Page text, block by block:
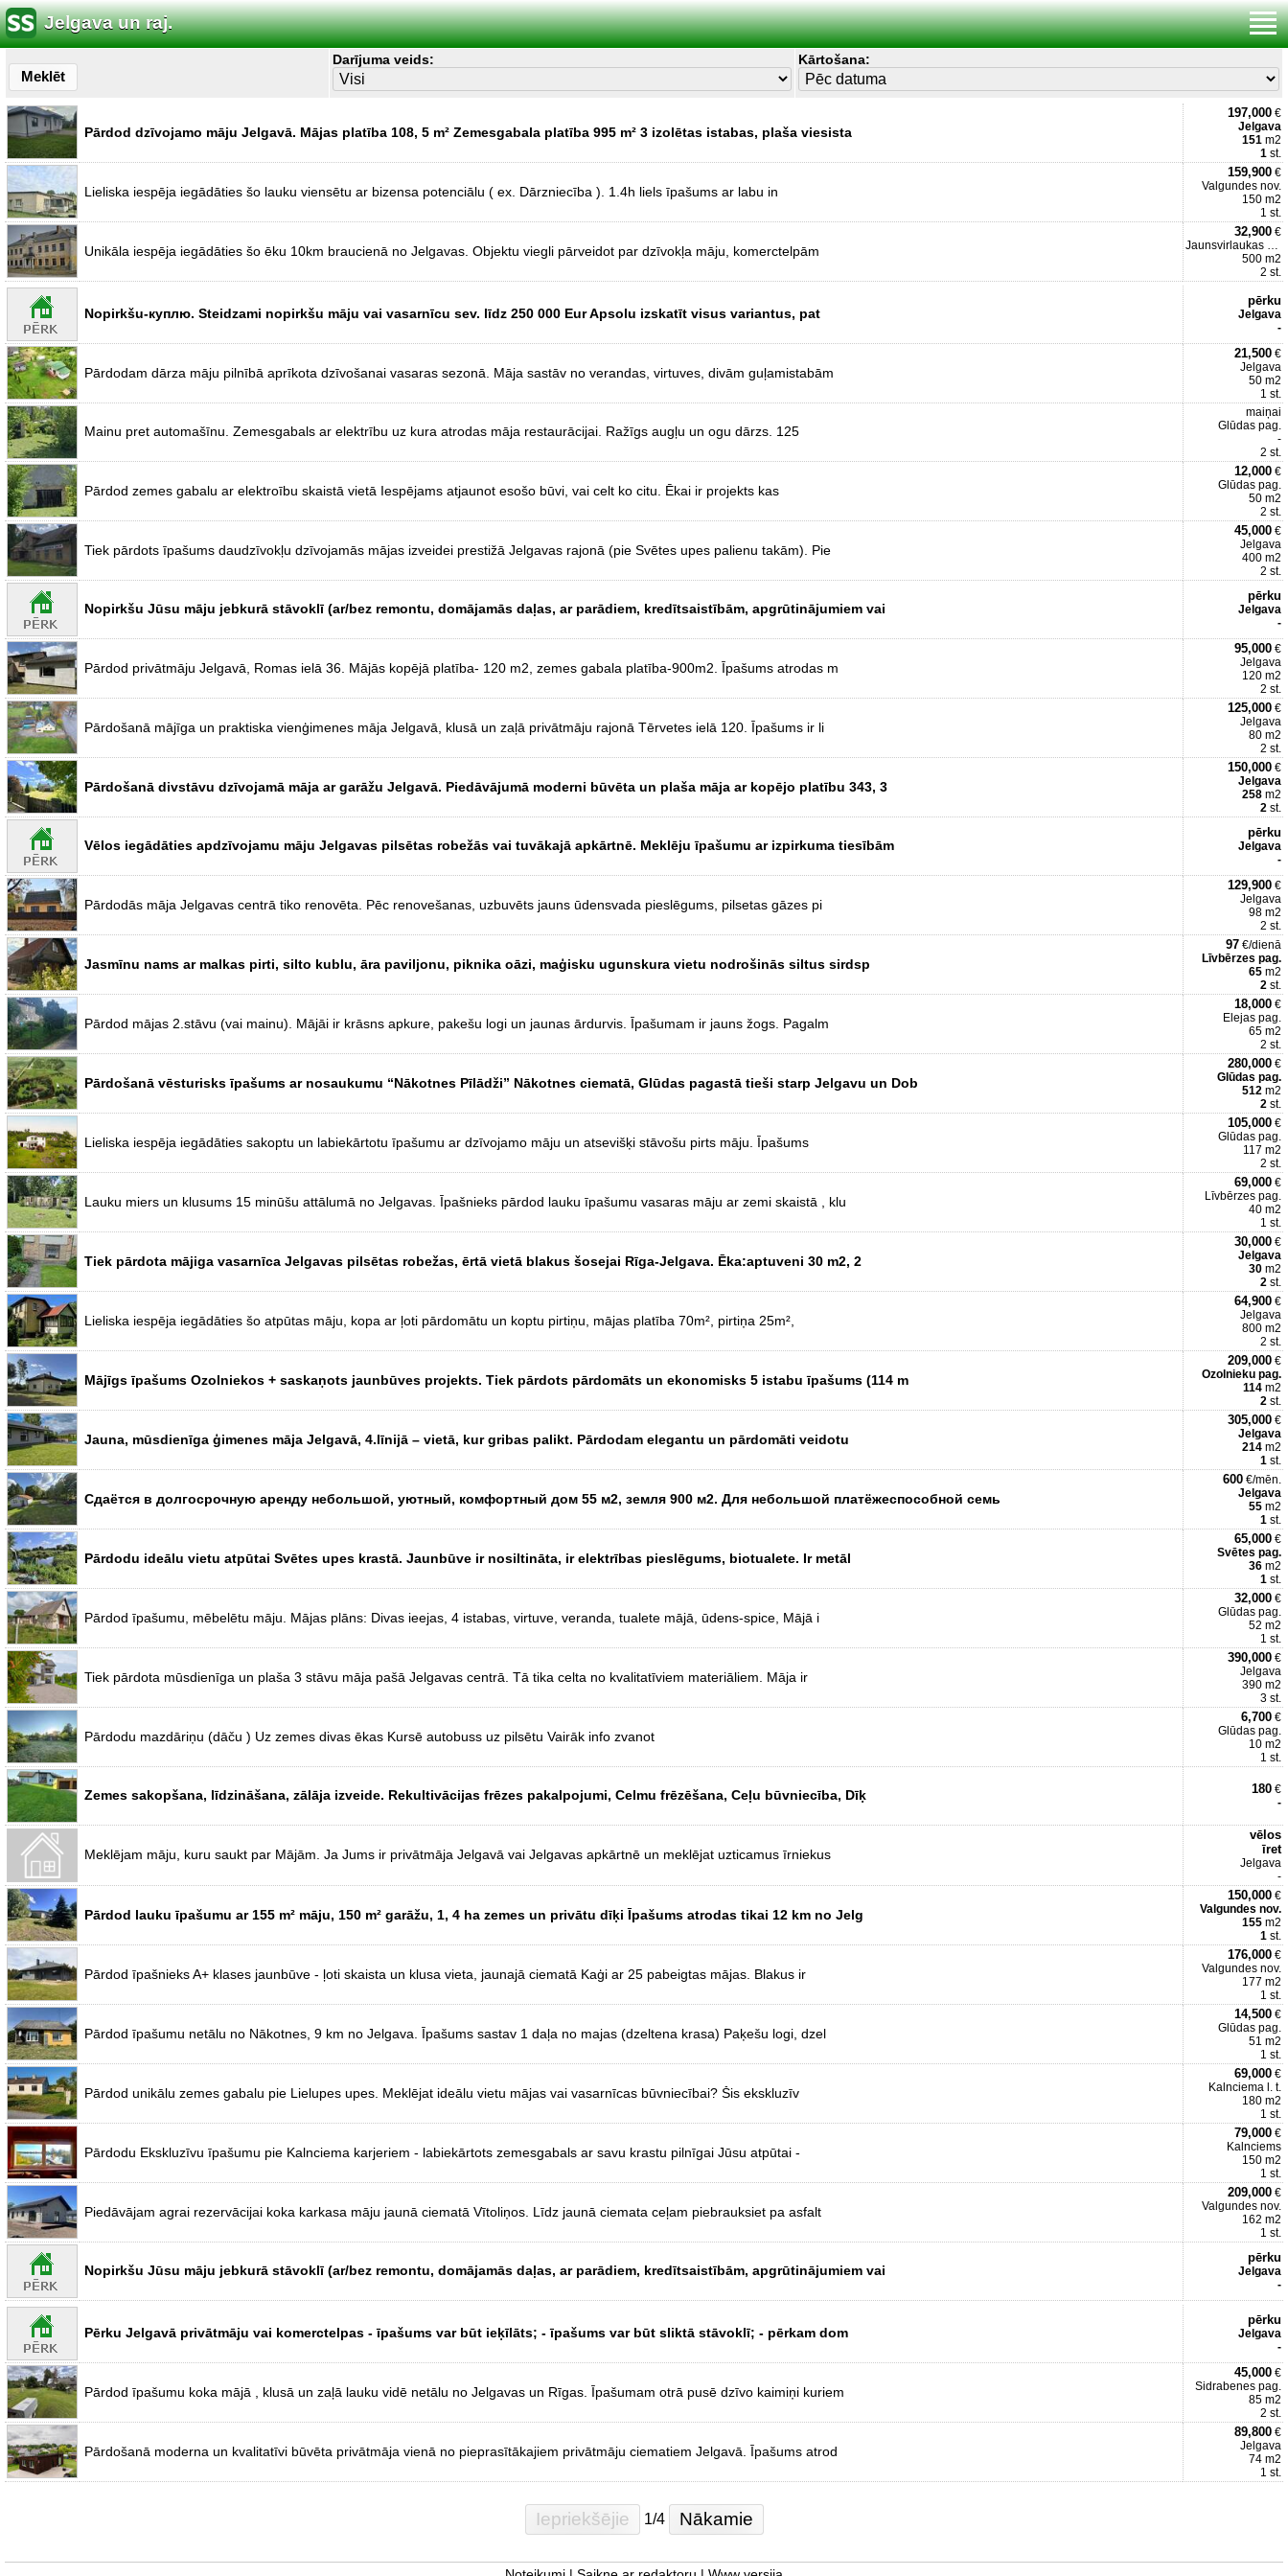
Jelgava un raj.
Meklēt
Darījuma veids: Kārtošana:
Pārdod dzīvojamo māju Jelgavā. Mājas platība 108, 5 m² Zemesgabala platība 995 m² 3 izolētas istabas, plaša viesista
197,000 €
Jelgava
151 m2
1 st.
Lieliska iespēja iegādāties šo lauku viensētu ar bizensa potenciālu ( ex. Dārzniecība ). 1.4h liels īpašums ar labu in
159,900 €
Valgundes nov.
150 m2
1 st.
Unikāla iespēja iegādāties šo ēku 10km braucienā no Jelgavas. Objektu viegli pārveidot par dzīvokļa māju, komerctelpām
32,900 €
Jaunsvirlaukas pag.
500 m2
2 st.
Nopirkšu-куплю. Steidzami nopirkšu māju vai vasarnīcu sev. līdz 250 000 Eur Apsolu izskatīt visus variantus, pat
pērku
Jelgava
-
Pārdodam dārza māju pilnībā aprīkota dzīvošanai vasaras sezonā. Māja sastāv no verandas, virtuves, divām guļamistabām
21,500 €
Jelgava
50 m2
1 st.
Mainu pret automašīnu. Zemesgabals ar elektrību uz kura atrodas māja restaurācijai. Ražīgs augļu un ogu dārzs. 125
maiņai
Glūdas pag.
-
2 st.
Pārdod zemes gabalu ar elektroību skaistā vietā Iespējams atjaunot esošo būvi, vai celt ko citu. Ēkai ir projekts kas
12,000 €
Glūdas pag.
50 m2
2 st.
Tiek pārdots īpašums daudzīvokļu dzīvojamās mājas izveidei prestižā Jelgavas rajonā (pie Svētes upes palienu takām). Pie
45,000 €
Jelgava
400 m2
2 st.
Nopirkšu Jūsu māju jebkurā stāvoklī (ar/bez remontu, domājamās daļas, ar parādiem, kredītsaistībām, apgrūtinājumiem vai
pērku
Jelgava
-
Pārdod privātmāju Jelgavā, Romas ielā 36. Mājās kopējā platība- 120 m2, zemes gabala platība-900m2. Īpašums atrodas m
95,000 €
Jelgava
120 m2
2 st.
Pārdošanā mājīga un praktiska vienģimenes māja Jelgavā, klusā un zaļā privātmāju rajonā Tērvetes ielā 120. Īpašums ir li
125,000 €
Jelgava
80 m2
2 st.
Pārdošanā divstāvu dzīvojamā māja ar garāžu Jelgavā. Piedāvājumā moderni būvēta un plaša māja ar kopējo platību 343, 3
150,000 €
Jelgava
258 m2
2 st.
Vēlos iegādāties apdzīvojamu māju Jelgavas pilsētas robežās vai tuvākajā apkārtnē. Meklēju īpašumu ar izpirkuma tiesībām
pērku
Jelgava
-
Pārdodās māja Jelgavas centrā tiko renovēta. Pēc renovešanas, uzbuvēts jauns ūdensvada pieslēgums, pilsetas gāzes pi
129,900 €
Jelgava
98 m2
2 st.
Jasmīnu nams ar malkas pirti, silto kublu, āra paviljonu, piknika oāzi, maģisku ugunskura vietu nodrošinās siltus sirdsp
97 €/dienā
Līvbērzes pag.
65 m2
2 st.
Pārdod mājas 2.stāvu (vai mainu). Mājāi ir krāsns apkure, pakešu logi un jaunas ārdurvis. Īpašumam ir jauns žogs. Pagalm
18,000 €
Elejas pag.
65 m2
2 st.
Pārdošanā vēsturisks īpašums ar nosaukumu “Nākotnes Pīlādži” Nākotnes ciematā, Glūdas pagastā tieši starp Jelgavu un Dob
280,000 €
Glūdas pag.
512 m2
2 st.
Lieliska iespēja iegādāties sakoptu un labiekārtotu īpašumu ar dzīvojamo māju un atsevišķi stāvošu pirts māju. Īpašums
105,000 €
Glūdas pag.
117 m2
2 st.
Lauku miers un klusums 15 minūšu attālumā no Jelgavas. Īpašnieks pārdod lauku īpašumu vasaras māju ar zemi skaistā , klu
69,000 €
Līvbērzes pag.
40 m2
1 st.
Tiek pārdota mājiga vasarnīca Jelgavas pilsētas robežas, ērtā vietā blakus šosejai Rīga-Jelgava. Ēka:aptuveni 30 m2, 2
30,000 €
Jelgava
30 m2
2 st.
Lieliska iespēja iegādāties šo atpūtas māju, kopa ar ļoti pārdomātu un koptu pirtiņu, mājas platība 70m², pirtiņa 25m²,
64,900 €
Jelgava
800 m2
2 st.
Mājīgs īpašums Ozolniekos + saskaņots jaunbūves projekts. Tiek pārdots pārdomāts un ekonomisks 5 istabu īpašums (114 m
209,000 €
Ozolnieku pag.
114 m2
2 st.
Jauna, mūsdienīga ģimenes māja Jelgavā, 4.līnijā – vietā, kur gribas palikt. Pārdodam elegantu un pārdomāti veidotu
305,000 €
Jelgava
214 m2
1 st.
Сдаётся в долгосрочную аренду небольшой, уютный, комфортный дом 55 м2, земля 900 м2. Для небольшой платёжеспособной семь
600 €/mēn.
Jelgava
55 m2
1 st.
Pārdodu ideālu vietu atpūtai Svētes upes krastā. Jaunbūve ir nosiltināta, ir elektrības pieslēgums, biotualete. Ir metāl
65,000 €
Svētes pag.
36 m2
1 st.
Pārdod īpašumu, mēbelētu māju. Mājas plāns: Divas ieejas, 4 istabas, virtuve, veranda, tualete mājā, ūdens-spice, Mājā i
32,000 €
Glūdas pag.
52 m2
1 st.
Tiek pārdota mūsdienīga un plaša 3 stāvu māja pašā Jelgavas centrā. Tā tika celta no kvalitatīviem materiāliem. Māja ir
390,000 €
Jelgava
390 m2
3 st.
Pārdodu mazdāriņu (dāču ) Uz zemes divas ēkas Kursē autobuss uz pilsētu Vairāk info zvanot
6,700 €
Glūdas pag.
10 m2
1 st.
Zemes sakopšana, līdzināšana, zālāja izveide. Rekultivācijas frēzes pakalpojumi, Celmu frēzēšana, Ceļu būvniecība, Dīķ 180 €
-
Meklējam māju, kuru saukt par Mājām. Ja Jums ir privātmāja Jelgavā vai Jelgavas apkārtnē un meklējat uzticamus īrniekus
vēlos
īret
Jelgava
-
Pārdod lauku īpašumu ar 155 m² māju, 150 m² garāžu, 1, 4 ha zemes un privātu dīķi Īpašums atrodas tikai 12 km no Jelg
150,000 €
Valgundes nov.
155 m2
1 st.
Pārdod īpašnieks A+ klases jaunbūve - ļoti skaista un klusa vieta, jaunajā ciematā Kaģi ar 25 pabeigtas mājas. Blakus ir
176,000 €
Valgundes nov.
177 m2
1 st.
Pārdod īpašumu netālu no Nākotnes, 9 km no Jelgava. Īpašums sastav 1 daļa no majas (dzeltena krasa) Paķešu logi, dzel
14,500 €
Glūdas pag.
51 m2
1 st.
Pārdod unikālu zemes gabalu pie Lielupes upes. Meklējat ideālu vietu mājas vai vasarnīcas būvniecībai? Šis ekskluzīv
69,000 €
Kalnciema l. t.
180 m2
1 st.
Pārdodu Ekskluzīvu īpašumu pie Kalnciema karjeriem - labiekārtots zemesgabals ar savu krastu pilnīgai Jūsu atpūtai -
79,000 €
Kalnciems
150 m2
1 st.
Piedāvājam agrai rezervācijai koka karkasa māju jaunā ciematā Vītoliņos. Līdz jaunā ciemata ceļam piebrauksiet pa asfalt
209,000 €
Valgundes nov.
162 m2
1 st.
Nopirkšu Jūsu māju jebkurā stāvoklī (ar/bez remontu, domājamās daļas, ar parādiem, kredītsaistībām, apgrūtinājumiem vai
pērku
Jelgava
-
Pērku Jelgavā privātmāju vai komerctelpas - īpašums var būt ieķīlāts; - īpašums var būt sliktā stāvoklī; - pērkam dom
pērku
Jelgava
-
Pārdod īpašumu koka mājā , klusā un zaļā lauku vidē netālu no Jelgavas un Rīgas. Īpašumam otrā pusē dzīvo kaimiņi kuriem
45,000 €
Sidrabenes pag.
85 m2
2 st.
Pārdošanā moderna un kvalitatīvi būvēta privātmāja vienā no pieprasītākajiem privātmāju ciematiem Jelgavā. Īpašums atrod
89,800 €
Jelgava
74 m2
1 st.
Iepriekšējie 1/4 Nākamie